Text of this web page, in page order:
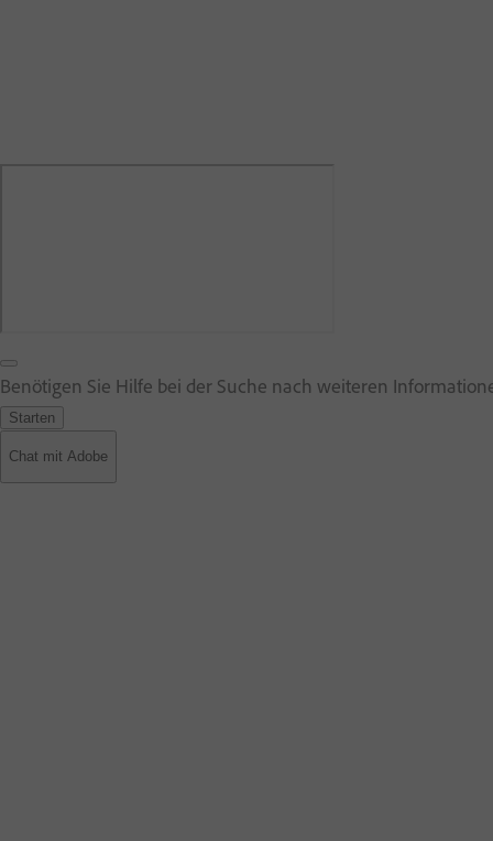
Benötigen Sie Hilfe bei der Suche nach weiteren
Starten
Chat mit Adobe